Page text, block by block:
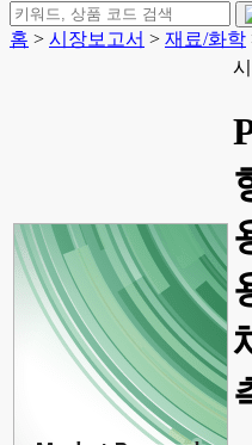
홈 > 시장보고서 > 재료/화학